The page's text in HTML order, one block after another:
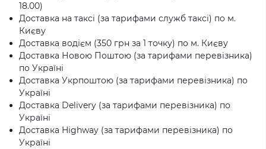
18.00)
Доставка на таксі (за тарифами служб таксі) по м.
Києву
Доставка водієм (350 грн за 1 точку) по м. Києву
Доставка Новою Поштою (за тарифами перевізника)
по Україні
Доставка Укрпоштою (за тарифами перевізника) по
Україні
Доставка Delivery (за тарифами перевізника) по
Україні
Доставка Highway (за тарифами перевізника) по
Україні